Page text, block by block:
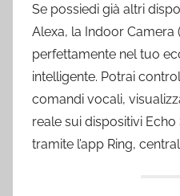
Se possiedi già altri
Alexa, la Indoor Camera
perfettamente nel tuo
intelligente. Potrai
comandi vocali,
reale sui dispositivi
tramite l’app Ring,